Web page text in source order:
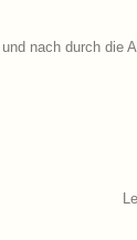
nach durch die